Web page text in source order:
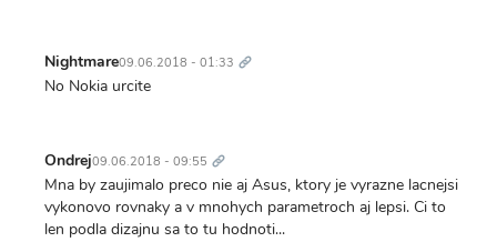
Nightmare09.06.2018 - 01:33 odkaz
No Nokia urcite
Ondrej09.06.2018 - 09:55 odkaz
Mna by zaujimalo preco nie aj Asus, ktory je vyrazne lacnejsi
vykonovo rovnaky a v mnohych parametroch aj lepsi. Ci to
len podla dizajnu sa to tu hodnoti...